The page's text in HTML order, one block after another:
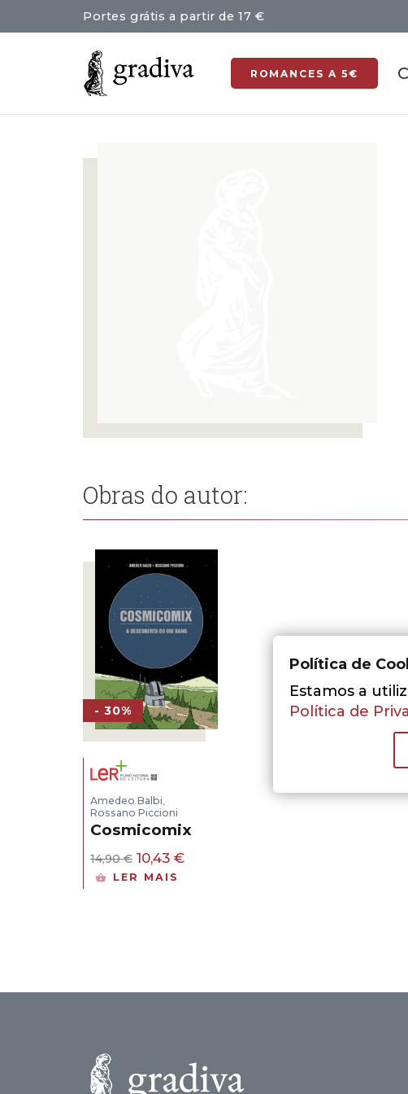
Portes grátis a partir de 17 €
ROMANCES A 5€
Obras do autor:
- 30%
Amedeo Balbi,
Rossano Piccioni
Cosmicomix
14,90€ O
preço
10,43 €O
LER MAIS
Política de
Estamos a
Política de